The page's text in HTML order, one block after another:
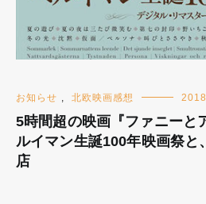
お知らせ , 北欧映画感想
5時間超の映画『ファニーと
ルイマン生誕100年映画祭と
店